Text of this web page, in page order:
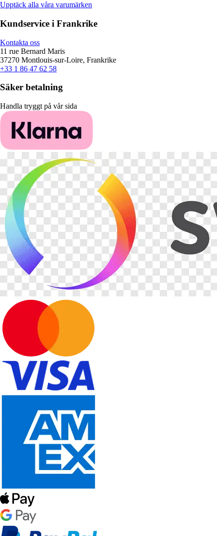
Upptäck alla våra varumärken
Kundservice i Frankrike
Kontakta oss
11 rue Bernard Maris
37270 Montlouis-sur-Loire, Frankrike
+33 1 86 47 62 58
Säker betalning
Handla tryggt på vår sida